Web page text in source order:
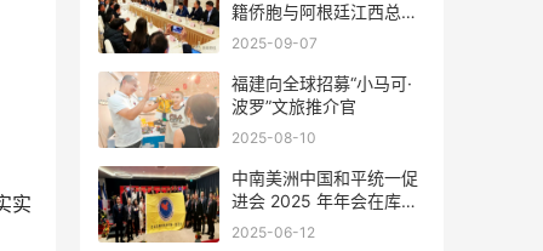
实
籍侨胞与阿根廷江西总商
会座谈
2025-09-07
福建向全球招募“小马可·
波罗”文旅推介官
2025-08-10
中南美洲中国和平统一促
进会 2025 年年会在库拉
索圆满举行，共绘反“独”
2025-06-12